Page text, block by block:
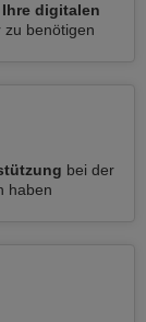
digitalen
benötigen
bei der
haben